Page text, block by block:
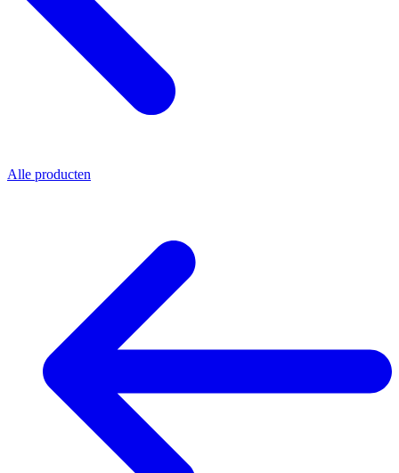
Alle producten